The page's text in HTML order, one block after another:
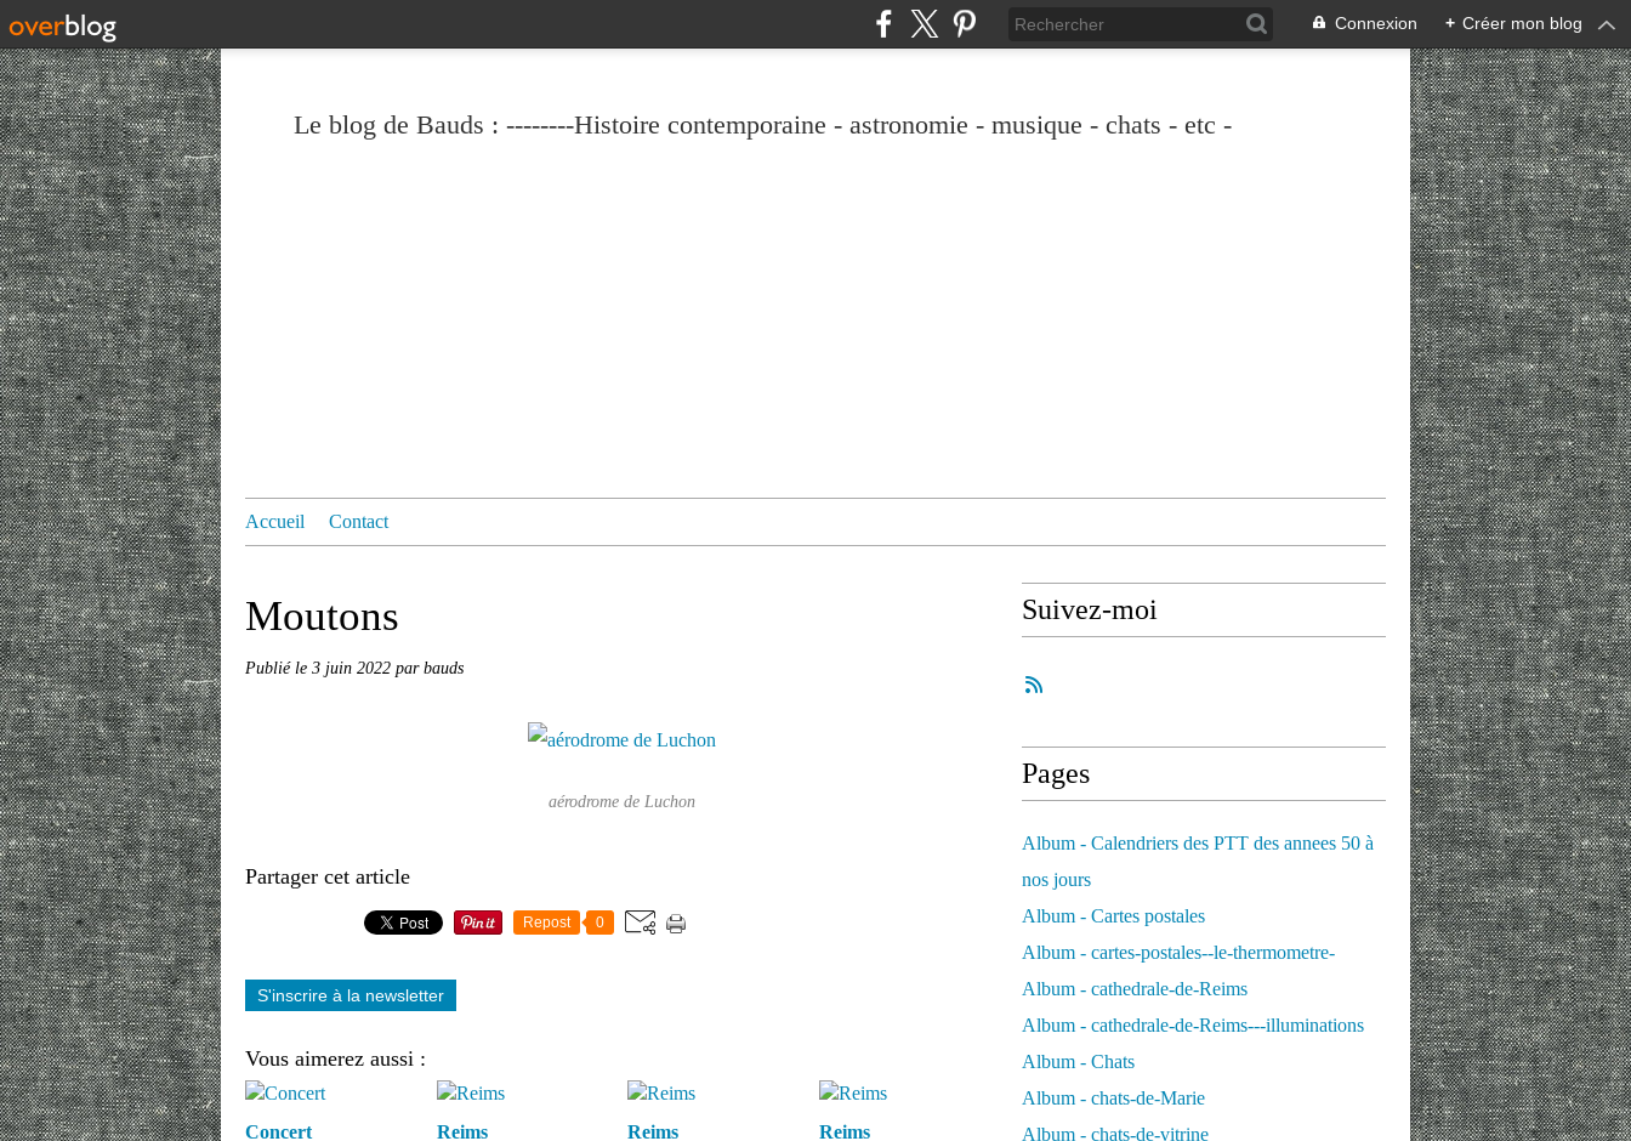
Connexion + Créer mon blog
Le blog de Bauds : --------Histoire contemporaine - astronomie - musique - chats - etc -
Accueil Contact
Moutons
Publié le 3 juin 2022 par bauds
aérodrome de Luchon
Partager cet article
Repost 0
S'inscrire à la newsletter
Vous aimerez aussi :
Concert Reims Reims Reims
Suivez-moi
Pages
Album - Calendriers des PTT des annees 50 à
nos jours
Album - Cartes postales
Album - cartes-postales--le-thermometre-
Album - cathedrale-de-Reims
Album - cathedrale-de-Reims---illuminations
Album - Chats
Album - chats-de-Marie
Album - chats-de-vitrine